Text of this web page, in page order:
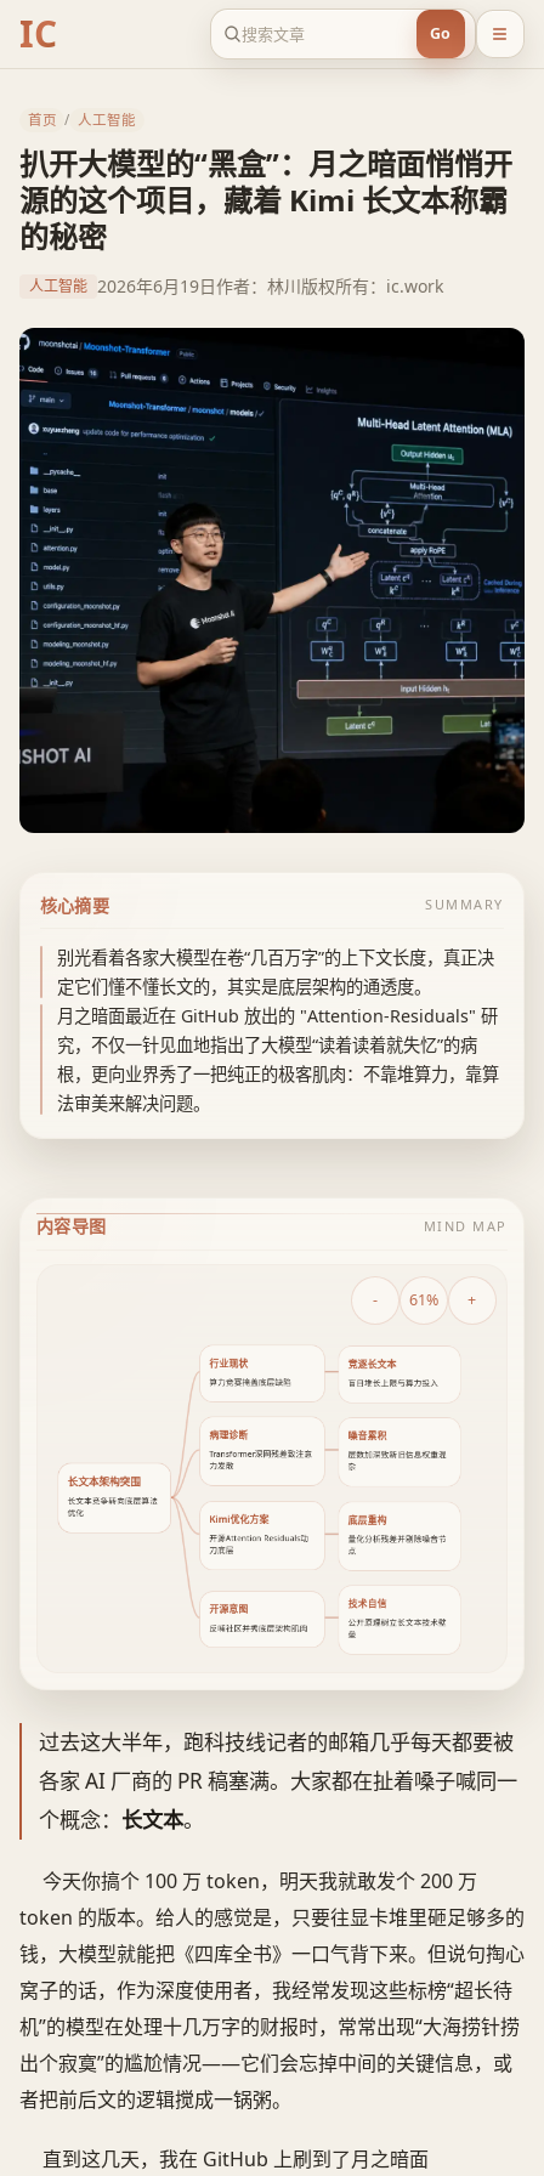
IC Go
首页 / 人工智能
扒开大模型的“黑盒”：月之暗面悄悄开
源的这个项目，藏着 Kimi 长文本称霸
的秘密
人工智能 2026年6月19日作者：林川版权所有：ic.work
核心摘要 SUMMARY
别光看着各家大模型在卷“几百万字”的上下文长度，真正决
定它们懂不懂长文的，其实是底层架构的通透度。
月之暗面最近在 GitHub 放出的 "Attention-Residuals" 研
究，不仅一针见血地指出了大模型“读着读着就失忆”的病
根，更向业界秀了一把纯正的极客肌肉：不靠堆算力，靠算
法审美来解决问题。
内容导图 MIND MAP
- 61% +
长文本架构突围
长文本竞争转向底层算法
优化
行业现状
算力竞赛掩盖底层缺陷
竞逐长文本
盲目堆长上限与算力投入
病理诊断
Transformer深网残差致注意
力发散
噪音累积
层数加深致新旧信息权重混
杂
Kimi优化方案
开源Attention Residuals动
刀底层
底层重构
量化分析残差并剔除噪音节
点
开源意图
反哺社区并秀底层架构肌肉
技术自信
公开原理树立长文本技术壁
垒
过去这大半年，跑科技线记者的邮箱几乎每天都要被
各家 AI 厂商的 PR 稿塞满。大家都在扯着嗓子喊同一
个概念： 长文本。
今天你搞个 100 万 token，明天我就敢发个 200 万
token 的版本。给人的感觉是，只要往显卡堆里砸足够多的
钱，大模型就能把《四库全书》一口气背下来。但说句掏心
窝子的话，作为深度使用者，我经常发现这些标榜“超长待
机”的模型在处理十几万字的财报时，常常出现“大海捞针捞
出个寂寞”的尴尬情况——它们会忘掉中间的关键信息，或
者把前后文的逻辑搅成一锅粥。
直到这几天，我在 GitHub 上刷到了月之暗面